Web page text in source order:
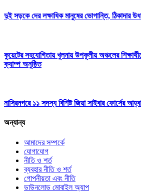
দুই সড়কে দের লক্ষাধিক মানুষের ভোগান্তি, ঠিকাদার
কুয়েটের সহযোগিতায় খুলনায় উপকূলীয় অঞ্চলের
ক্যাম্প অনুষ্ঠিত
নাসিরনগরে ১১ সদস্য বিশিষ্ট জিয়া সাইবার ফোর্সের
অন্যান্য
আমাদের সম্পর্কে
যোগাযোগ
নীতি ও শর্ত
ব্যবহার নীতি ও শর্ত
গোপনীয়তা এবং নীতি
ডাউনলোড মোবাইল অ্যাপ